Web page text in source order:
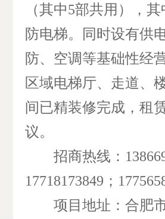
（其中5部共用），
防电梯。同时设有供
防、空调等基础性经
区域电梯厅、走道、
间已精装修完成 ，租
议。
招商热线：
17718173849 ；
项目地址：合肥